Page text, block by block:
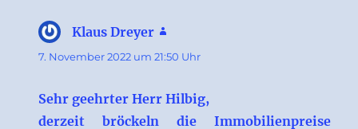
Klaus Dreyer
7. November 2022 um 21:50 Uhr
Sehr geehrter Herr Hilbig,
derzeit bröckeln die Immobilienpreise